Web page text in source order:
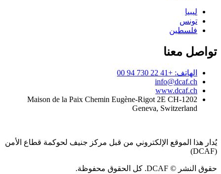
ليبيا
تونس
فلسطين
تواصل معنا
الهاتف: +41 22 730 94 00
info@dcaf.ch
www.dcaf.ch
Maison de la Paix Chemin Eugène-Rigot 2E CH-1202
Geneva, Switzerland
يُدار هذا الموقع الإلكتروني من قبل مركز جنيف لحوكمة قطاع الأمن
(DCAF)
حقوق النشر © DCAF. كل الحقوق محفوظة.